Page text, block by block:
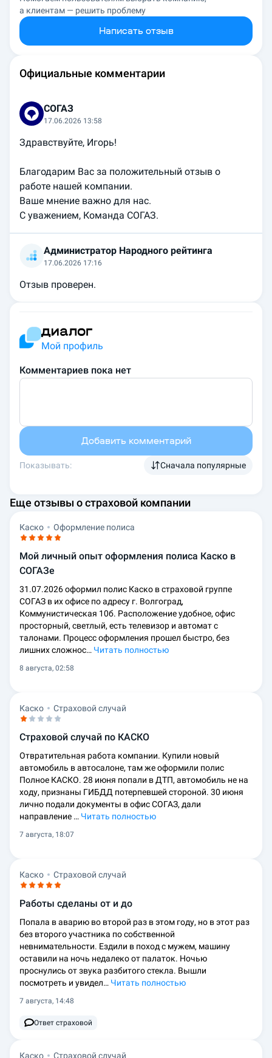
а клиентам — решить проблему
Написать отзыв
Официальные комментарии
СОГАЗ
17.06.2026 13:58
Здравствуйте, Игорь!
Благодарим Вас за положительный отзыв о
работе нашей компании.
Ваше мнение важно для нас.
Администратор Народного рейтинга
17.06.2026 17:16
Отзыв проверен.
Мой профиль
Комментариев пока нет
Добавить комментарий
Показывать: Сначала популярные
Еще отзывы о страховой компании
Каско Оформление полиса
Мой личный опыт оформления полиса Каско в
СОГАЗе
31.07.2026 оформил полис Каско в страховой группе
СОГАЗ в их офисе по адресу г. Волгоград,
Коммунистическая 10б. Расположение удобное, офис
просторный, светлый, есть телевизор и автомат с
талонами. Процесс оформления прошел быстро, без
лишних сложнос… Читать полностью
8 августа, 02:58
Каско Страховой случай
Страховой случай по КАСКО
Отвратительная работа компании. Купили новый
автомобиль в автосалоне, там же оформили полис
Полное КАСКО. 28 июня попали в ДТП, автомобиль не на
ходу, признаны ГИБДД потерпевшей стороной. 30 июня
лично подали документы в офис СОГАЗ, дали
направление … Читать полностью
7 августа, 18:07
Каско Страховой случай
Работы сделаны от и до
Попала в аварию во второй раз в этом году, но в этот раз
без второго участника по собственной
невнимательности. Ездили в поход с мужем, машину
оставили на ночь недалеко от палаток. Ночью
проснулись от звука разбитого стекла. Вышли
посмотреть и увидел… Читать полностью
7 августа, 14:48
Ответ страховой
Каско Страховой случай